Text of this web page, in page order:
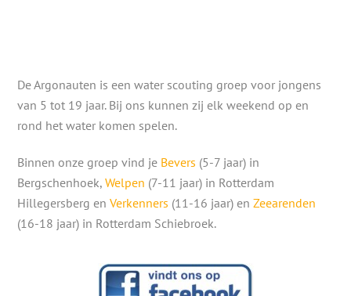
De Argonauten is een water scouting groep voor jongens
van 5 tot 19 jaar. Bij ons kunnen zij elk weekend op en
rond het water komen spelen.
Binnen onze groep vind je Bevers (5-7 jaar) in
Bergschenhoek,Welpen (7-11 jaar) in Rotterdam
Hillegersberg enVerkenners (11-16 jaar) enZeearenden
(16-18 jaar) in Rotterdam Schiebroek.